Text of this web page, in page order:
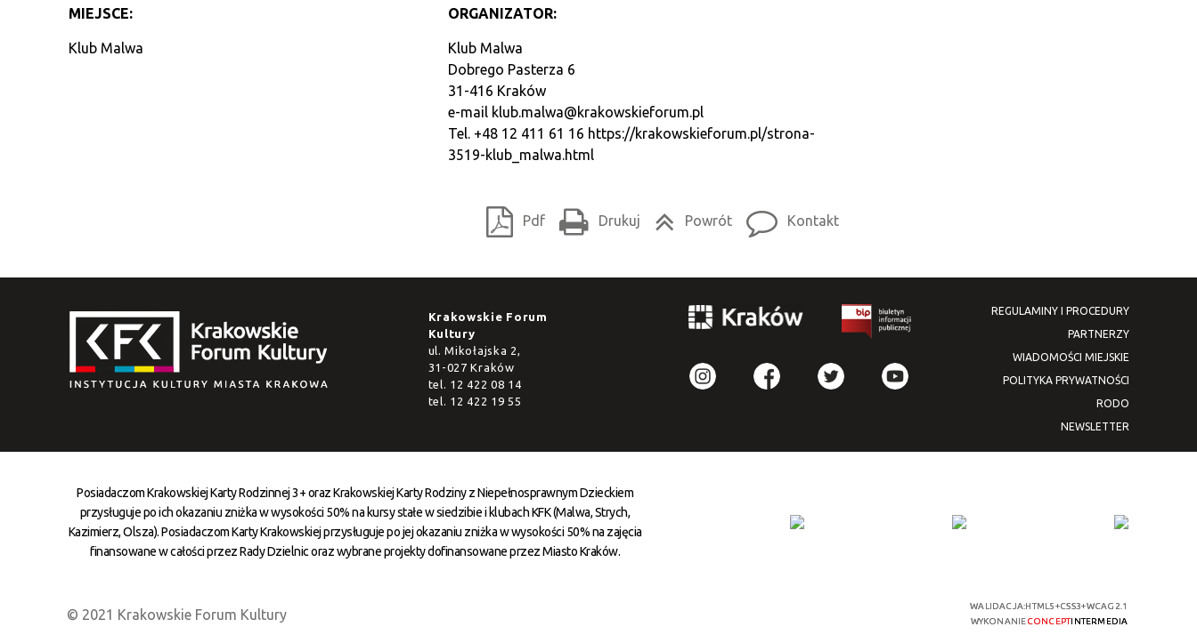
MIEJSCE:
Klub Malwa
ORGANIZATOR:
Klub Malwa
Dobrego Pasterza 6
31-416 Kraków
e-mail klub.malwa@krakowskieforum.pl
Tel. +48 12 411 61 16 https://krakowskieforum.pl/strona-
3519-klub_malwa.html
Pdf Drukuj Powrót Kontakt
Krakowskie Forum
Kultury
ul. Mikołajska 2,
31-027 Kraków
tel. 12 422 08 14
tel. 12 422 19 55
REGULAMINY I PROCEDURY
PARTNERZY
WIADOMOŚCI MIEJSKIE
POLITYKA PRYWATNOŚCI
RODO
NEWSLETTER
Posiadaczom Krakowskiej Karty Rodzinnej 3+ oraz Krakowskiej Karty Rodziny z Niepełnosprawnym Dzieckiem
przysługuje po ich okazaniu zniżka w wysokości 50% na kursy stałe w siedzibie i klubach KFK (Malwa, Strych,
Kazimierz, Olsza). Posiadaczom Karty Krakowskiej przysługuje po jej okazaniu zniżka w wysokości 50% na zajęcia
finansowane w całości przez Rady Dzielnic oraz wybrane projekty dofinansowane przez Miasto Kraków.
© 2021 Krakowskie Forum Kultury
WALIDACJA:HTML5+CSS3+WCAG 2.1
WYKONANIECONCEPTINTERMEDIA